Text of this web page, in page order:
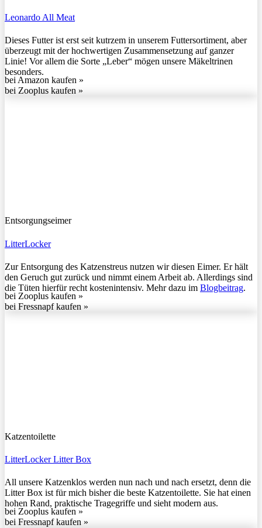
Leonardo All Meat
Dieses Futter ist erst seit kutrzem in unserem Futtersortiment, aber
überzeugt mit der hochwertigen Zusammensetzung auf ganzer
Linie! Vor allem die Sorte „Leber“ mögen unsere Mäkeltrinen
besonders.
bei Amazon kaufen »
bei Zooplus kaufen »
Entsorgungseimer
LitterLocker
Zur Entsorgung des Katzenstreus nutzen wir diesen Eimer. Er hält
den Geruch gut zurück und nimmt einem Arbeit ab. Allerdings sind
die Tüten hierfür recht kostenintensiv. Mehr dazu im Blogbeitrag.
bei Zooplus kaufen »
bei Fressnapf kaufen »
Katzentoilette
LitterLocker Litter Box
All unsere Katzenklos werden nun nach und nach ersetzt, denn die
Litter Box ist für mich bisher die beste Katzentoilette. Sie hat einen
hohen Rand, praktische Tragegriffe und sieht modern aus.
bei Zooplus kaufen »
bei Fressnapf kaufen »